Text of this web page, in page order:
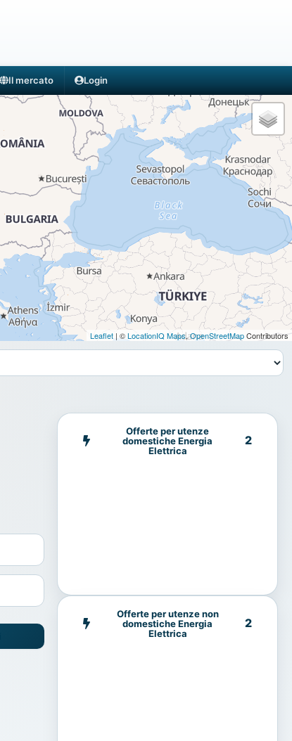
Il mercato Login
Leaflet | ©LocationIQ Maps,OpenStreetMapContributors
Offerte per utenze
domestiche Energia
Elettrica
2
Offerte per utenze non
domestiche Energia
Elettrica
2